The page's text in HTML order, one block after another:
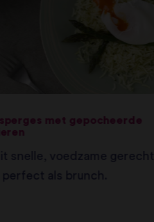
met gepocheerde
snelle, voedzame gerecht
perfect als brunch.